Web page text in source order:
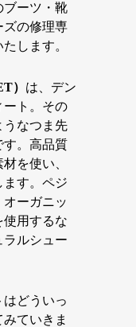
ブーツ・靴
ズの修理専
します。
） は、デン
ート。その
うなつま先
す。高品質
を使い、
ます。ペジ
ーガニッ
使用するな
ラルシュー
どういっ
ていきま